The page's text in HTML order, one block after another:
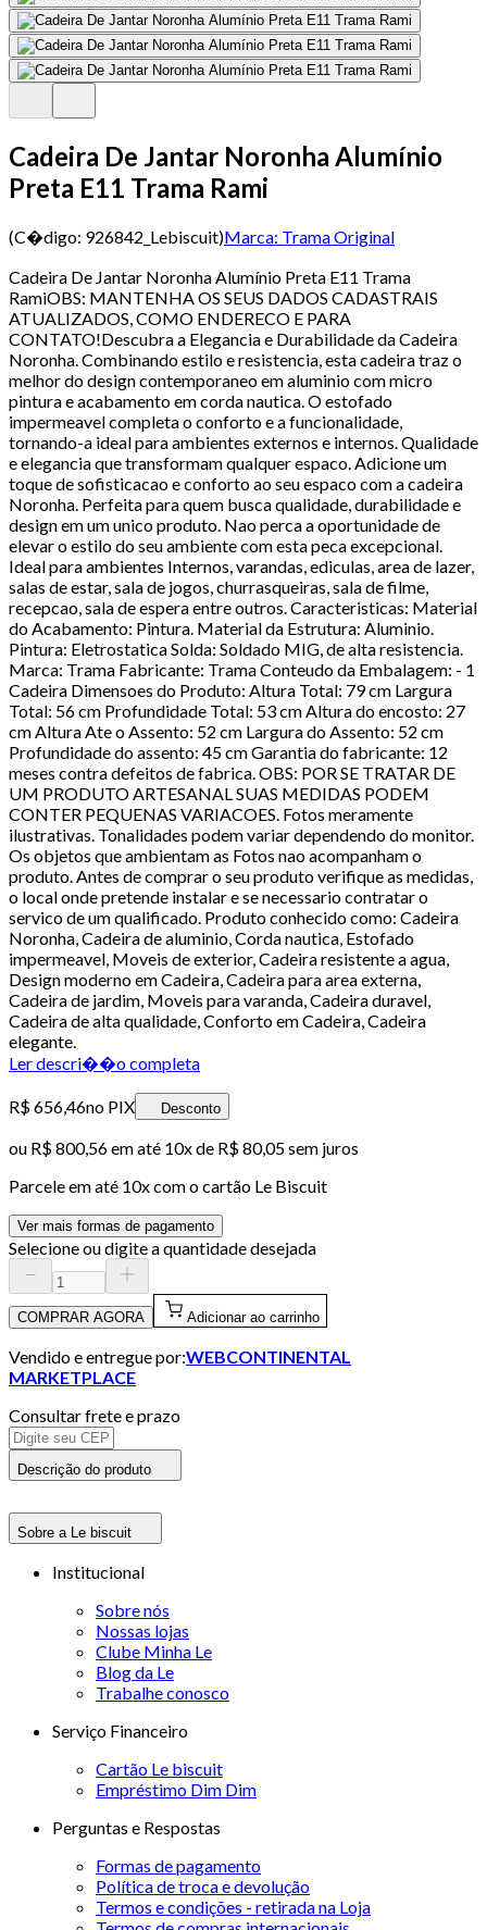
Cadeira De Jantar Noronha Alumínio
Preta E11 Trama Rami
(C�digo: 926842_Lebiscuit)Marca: Trama Original
Cadeira De Jantar Noronha Alumínio Preta E11 Trama
RamiOBS: MANTENHA OS SEUS DADOS CADASTRAIS
ATUALIZADOS, COMO ENDERECO E PARA
CONTATO!Descubra a Elegancia e Durabilidade da Cadeira
Noronha. Combinando estilo e resistencia, esta cadeira traz o
melhor do design contemporaneo em aluminio com micro
pintura e acabamento em corda nautica. O estofado
impermeavel completa o conforto e a funcionalidade,
tornando-a ideal para ambientes externos e internos. Qualidade
e elegancia que transformam qualquer espaco. Adicione um
toque de sofisticacao e conforto ao seu espaco com a cadeira
Noronha. Perfeita para quem busca qualidade, durabilidade e
design em um unico produto. Nao perca a oportunidade de
elevar o estilo do seu ambiente com esta peca excepcional.
Ideal para ambientes Internos, varandas, ediculas, area de lazer,
salas de estar, sala de jogos, churrasqueiras, sala de filme,
recepcao, sala de espera entre outros. Caracteristicas: Material
do Acabamento: Pintura. Material da Estrutura: Aluminio.
Pintura: Eletrostatica Solda: Soldado MIG, de alta resistencia.
Marca: Trama Fabricante: Trama Conteudo da Embalagem: - 1
Cadeira Dimensoes do Produto: Altura Total: 79 cm Largura
Total: 56 cm Profundidade Total: 53 cm Altura do encosto: 27
cm Altura Ate o Assento: 52 cm Largura do Assento: 52 cm
Profundidade do assento: 45 cm Garantia do fabricante: 12
meses contra defeitos de fabrica. OBS: POR SE TRATAR DE
UM PRODUTO ARTESANAL SUAS MEDIDAS PODEM
CONTER PEQUENAS VARIACOES. Fotos meramente
ilustrativas. Tonalidades podem variar dependendo do monitor.
Os objetos que ambientam as Fotos nao acompanham o
produto. Antes de comprar o seu produto verifique as medidas,
o local onde pretende instalar e se necessario contratar o
servico de um qualificado. Produto conhecido como: Cadeira
Noronha, Cadeira de aluminio, Corda nautica, Estofado
impermeavel, Moveis de exterior, Cadeira resistente a agua,
Design moderno em Cadeira, Cadeira para area externa,
Cadeira de jardim, Moveis para varanda, Cadeira duravel,
Cadeira de alta qualidade, Conforto em Cadeira, Cadeira
elegante.
Ler descri��o completa
R$ 656,46no PIX Desconto
ou R$ 800,56em até 10x de R$ 80,05 sem juros
Parcele em até 10x com o cartão Le Biscuit
Ver mais formas de pagamento
Selecione ou digite a quantidade desejada
COMPRAR AGORA Adicionar ao carrinho
Vendido e entregue por:WEBCONTINENTAL
MARKETPLACE
Consultar frete e prazo
Descrição do produto
Sobre a Le biscuit
Institucional
Sobre nós
Nossas lojas
Clube Minha Le
Blog da Le
Trabalhe conosco
Serviço Financeiro
Cartão Le biscuit
Empréstimo Dim Dim
Perguntas e Respostas
Formas de pagamento
Política de troca e devolução
Termos e condições - retirada na Loja